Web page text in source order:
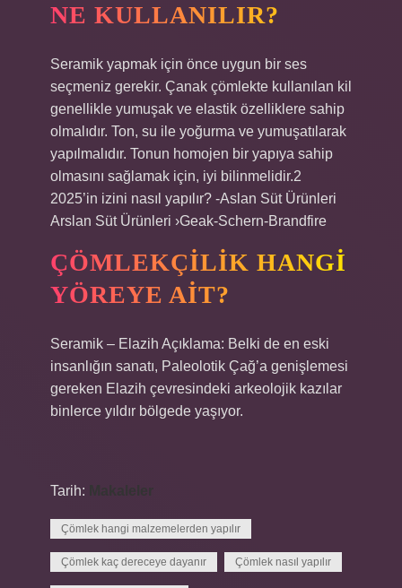
NE KULLANILIR?
Seramik yapmak için önce uygun bir ses
seçmeniz gerekir. Çanak çömlekte kullanılan kil
genellikle yumuşak ve elastik özelliklere sahip
olmalıdır. Ton, su ile yoğurma ve yumuşatılarak
yapılmalıdır. Tonun homojen bir yapıya sahip
olmasını sağlamak için, iyi bilinmelidir.2
2025’in izini nasıl yapılır? -Aslan Süt Ürünleri
Arslan Süt Ürünleri ›Geak-Schern-Brandfire
ÇÖMLEKÇILIK HANGI
YÖREYE AIT?
Seramik – Elazih Açıklama: Belki de en eski
insanlığın sanatı, Paleolotik Çağ’a genişlemesi
gereken Elazih çevresindeki arkeolojik kazılar
binlerce yıldır bölgede yaşıyor.
Tarih:
Çömlek hangi malzemelerden yapılır
Çömlek kaç dereceye dayanır Çömlek nasıl yapılır